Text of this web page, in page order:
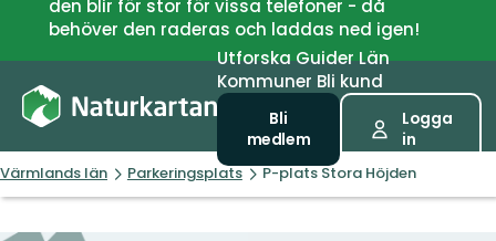
den blir för stor för vissa telefoner - då
behöver den raderas och laddas ned igen!
UtforskaGuiderLän
Kommuner Bli kund
Bli
medlem
Logga
in
Värmlands län Parkeringsplats P-plats Stora Höjden